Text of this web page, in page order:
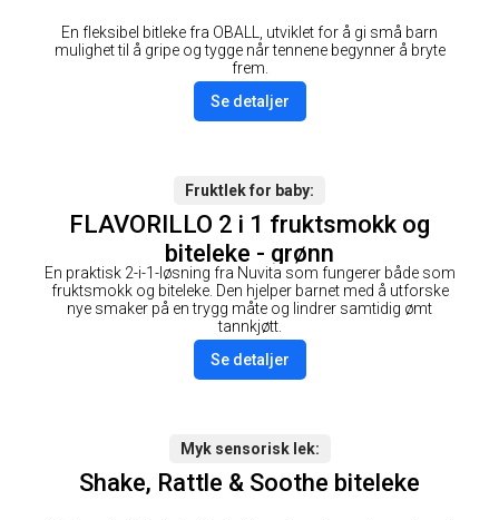
En fleksibel bitleke fra OBALL, utviklet for å gi små barn
mulighet til å gripe og tygge når tennene begynner å bryte
frem.
Se detaljer
Fruktlek for baby
FLAVORILLO 2 i 1 fruktsmokk og
biteleke - grønn
En praktisk 2-i-1-løsning fra Nuvita som fungerer både som
fruktsmokk og biteleke. Den hjelper barnet med å utforske
nye smaker på en trygg måte og lindrer samtidig ømt
tannkjøtt.
Se detaljer
Myk sensorisk lek
Shake, Rattle & Soothe biteleke